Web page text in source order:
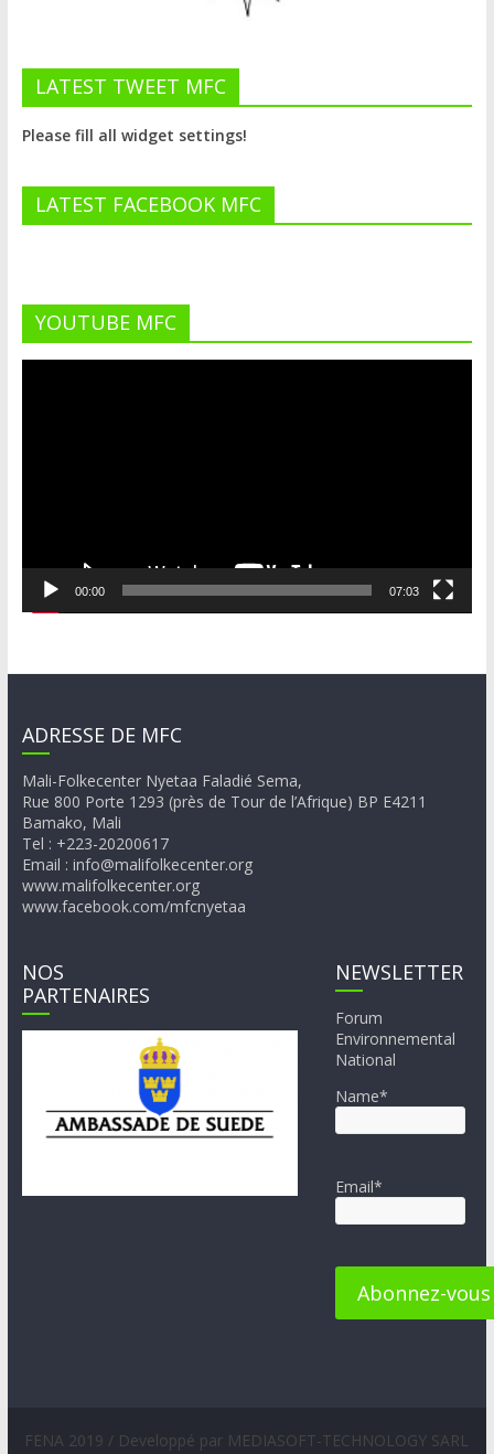
LATEST TWEET MFC
Please fill all widget settings!
LATEST FACEBOOK MFC
YOUTUBE MFC
00:00 07:03
ADRESSE DE MFC
Mali-Folkecenter Nyetaa Faladié Sema,
Rue 800 Porte 1293 (près de Tour de l’Afrique) BP E4211
Bamako, Mali
Tel : +223-20200617
Email : info@malifolkecenter.org
www.malifolkecenter.org
www.facebook.com/mfcnyetaa
NOS
PARTENAIRES
NEWSLETTER
Forum
Environnemental
National
Name*
Email*
FENA 2019 / Developpé par MEDIASOFT-TECHNOLOGY SARL